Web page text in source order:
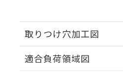
取りつけ穴加工図
適合負荷領域図